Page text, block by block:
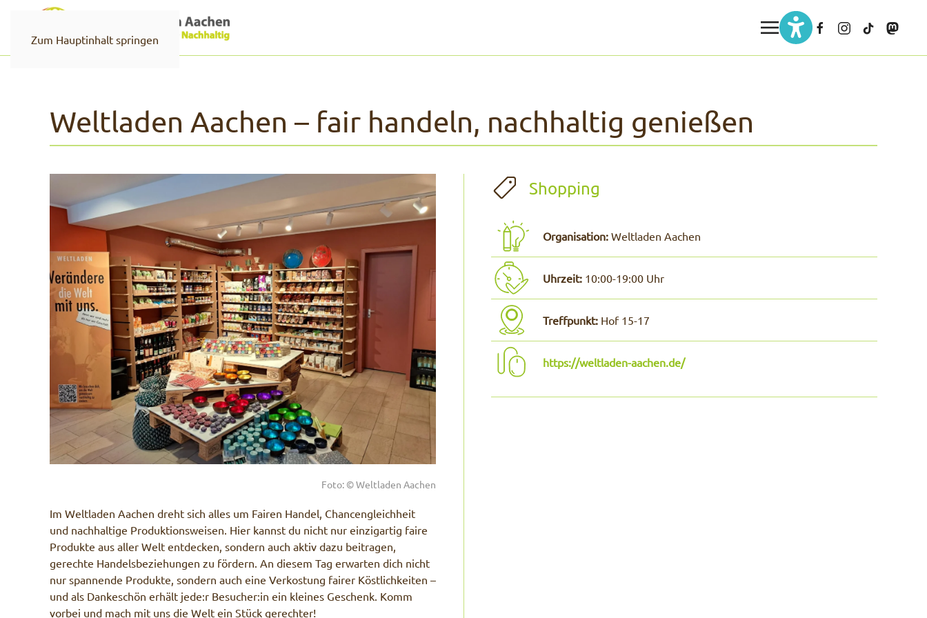
Zum Hauptinhalt springen
Weltladen Aachen – fair handeln, nachhaltig genießen
Foto: © Weltladen Aachen
Im Weltladen Aachen dreht sich alles um Fairen Handel, Chancengleichheit
und nachhaltige Produktionsweisen. Hier kannst du nicht nur einzigartig faire
Produkte aus aller Welt entdecken, sondern auch aktiv dazu beitragen,
gerechte Handelsbeziehungen zu fördern. An diesem Tag erwarten dich nicht
nur spannende Produkte, sondern auch eine Verkostung fairer Köstlichkeiten –
und als Dankeschön erhält jede:r Besucher:in ein kleines Geschenk. Komm
vorbei und mach mit uns die Welt ein Stück gerechter!
Shopping
Organisation: Weltladen Aachen
Uhrzeit: 10:00-19:00 Uhr
Treffpunkt: Hof 15-17
https://weltladen-aachen.de/